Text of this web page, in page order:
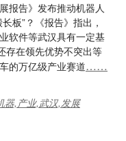
报告》发布推动机器人
板”？《报告》指出，
软件等武汉具有一定基
存在领先优势不突出等
的万亿级产业赛道……
器,产业,武汉,发展